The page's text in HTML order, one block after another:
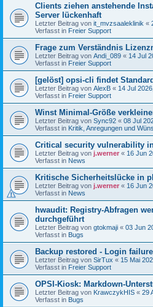
Clients ziehen anstehende
Server lückenhaft
Letzter Beitrag von it_mvzsaaleklinik «
Verfasst in Freier Support
Frage zum Verständnis
Letzter Beitrag von Andi_089 « 14 Jul
Verfasst in Freier Support
[gelöst] opsi-cli findet
Letzter Beitrag von AlexB « 14 Jul
Verfasst in Freier Support
Winst Minimal-Größe
Letzter Beitrag von Sync92 « 08 Jul
Verfasst in Kritik, Anregungen und
Critical security vulnerability
Letzter Beitrag von j.werner « 16 Jun
Verfasst in News
Kritische Sicherheitslücke in
Letzter Beitrag von j.werner « 16 Jun
Verfasst in News
hwaudit: Registry-Abfragen
durchgeführt
Letzter Beitrag von gtokmaji « 03 Jun
Verfasst in Bugs
Backup restored - Login
Letzter Beitrag von SirTux « 15 Mai
Verfasst in Freier Support
OPSI-Kiosk: Markdown-
Letzter Beitrag von KrawczykHIS « 29
Verfasst in Bugs